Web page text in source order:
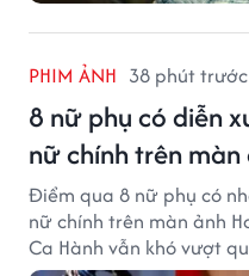
PHIM ẢNH 38 phút trước
8 nữ phụ có diễn
nữ chính trên
Điểm qua 8 nữ phụ có
nữ chính trên màn ảnh
Ca Hành vẫn khó vượt